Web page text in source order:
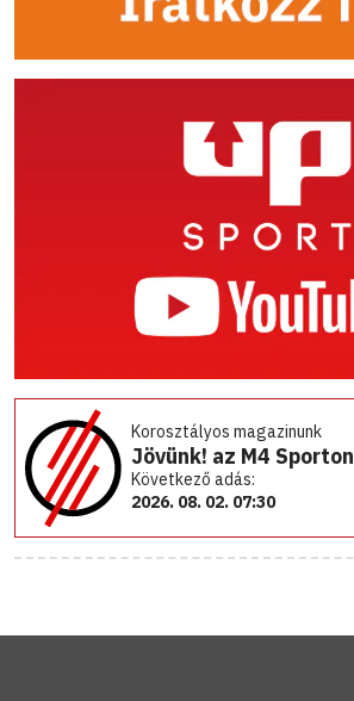
Korosztályos magazinunk
Jövünk! az M4 Sporton
Következő adás:
2026. 08. 02. 07:30